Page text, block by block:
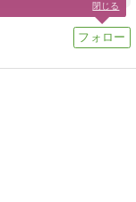
閉じる